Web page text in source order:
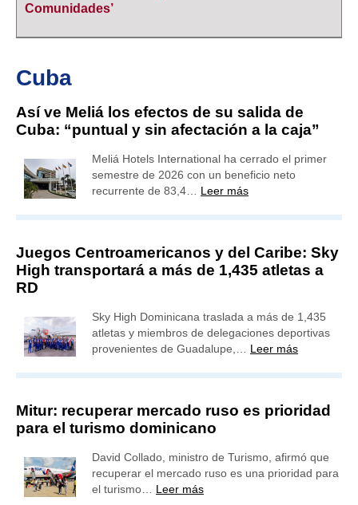
Comunidades’
Cuba
Así ve Meliá los efectos de su salida de
Cuba: “puntual y sin afectación a la caja”
Meliá Hotels International ha cerrado el primer
semestre de 2026 con un beneficio neto
recurrente de 83,4… Leer más
Juegos Centroamericanos y del Caribe: Sky
High transportará a más de 1,435 atletas a
RD
Sky High Dominicana traslada a más de 1,435
atletas y miembros de delegaciones deportivas
provenientes de Guadalupe,… Leer más
Mitur: recuperar mercado ruso es prioridad
para el turismo dominicano
David Collado, ministro de Turismo, afirmó que
recuperar el mercado ruso es una prioridad para
el turismo… Leer más